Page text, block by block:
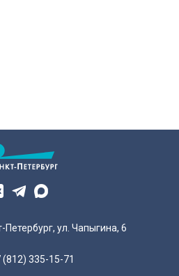
Петербург, ул. Чапыгина, 6
(812) 335-15-71